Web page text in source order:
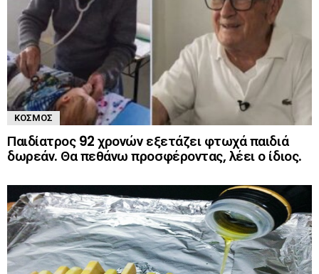
ΚΌΣΜΟΣ
Παιδίατρος 92 χρονών εξετάζει φτωχά παιδιά
δωρεάν. Θα πεθάνω προσφέροντας, λέει ο ίδιος.